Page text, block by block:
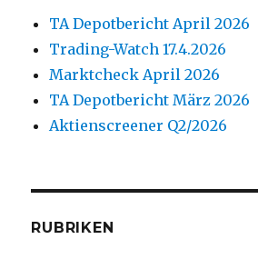
TA Depotbericht April 2026
Trading-Watch 17.4.2026
Marktcheck April 2026
TA Depotbericht März 2026
Aktienscreener Q2/2026
RUBRIKEN